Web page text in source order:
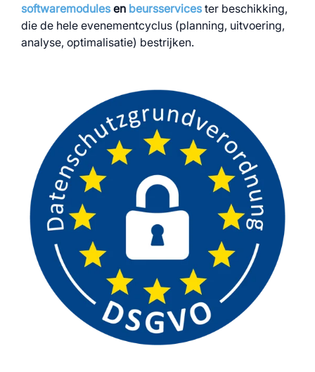
softwaremodules en beursservices ter beschikking,
die de hele evenementcyclus (planning, uitvoering,
analyse, optimalisatie) bestrijken.